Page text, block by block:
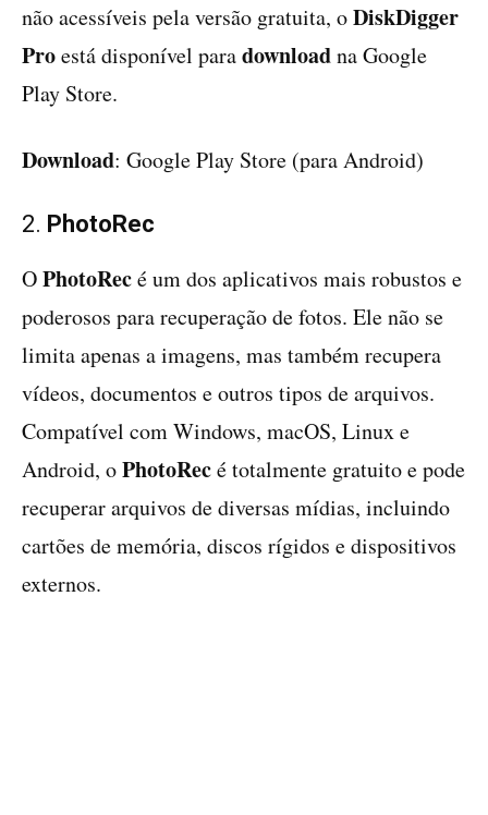
não acessíveis pela versão gratuita, oDiskDigger
Proestá disponível paradownloadna Google
Play Store.
Download: Google Play Store (para Android)
2. PhotoRec
OPhotoRecé um dos aplicativos mais robustos e
poderosos para recuperação de fotos. Ele não se
limita apenas a imagens, mas também recupera
vídeos, documentos e outros tipos de arquivos.
Compatível com Windows, macOS, Linux e
Android, oPhotoRecé totalmente gratuito e pode
recuperar arquivos de diversas mídias, incluindo
cartões de memória, discos rígidos e dispositivos
externos.